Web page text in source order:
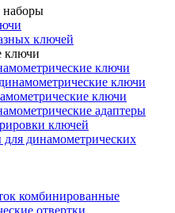
наборы
ключей
ключи
ключи
ключи
ключи
адаптеры
ключей
динамометрических
комбинированные
отвертки